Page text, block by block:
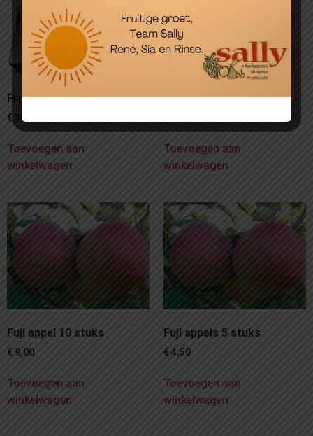
Fruitmand in doos
€ 15,00
Toevoegen aan
winkelwagen
Fruitmand Zilver
Toevoegen aan
winkelwagen
Fuji appel 10 stuks
€ 9,00
Toevoegen aan
winkelwagen
Fuji appels 5 stuks
€4,50
Toevoegen aan
winkelwagen